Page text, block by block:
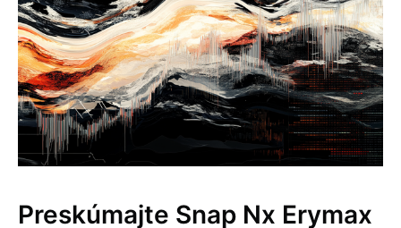
Preskúmajte Snap Nx Erymax